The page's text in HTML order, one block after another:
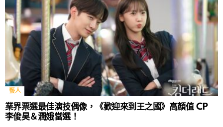
藝人
業界票選最佳演技偶像，《歡迎來到王之國》高顏值 CP
李俊昊＆潤娥當選！